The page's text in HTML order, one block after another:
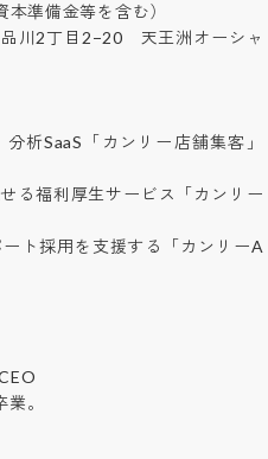
準備金等を含む）
川2丁目2−20　天王洲オーシャ
析SaaS「カンリー店舗集客」
る福利厚生サービス「カンリー
ト採用を支援する「カンリーA
。